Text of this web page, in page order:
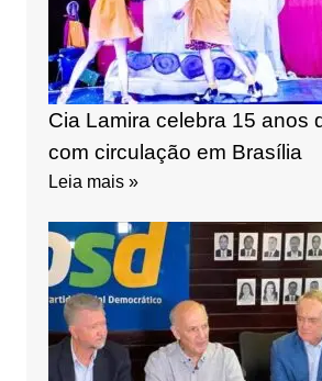
Cia Lamira celebra 15 anos
com circulação em Brasília
Leia mais »